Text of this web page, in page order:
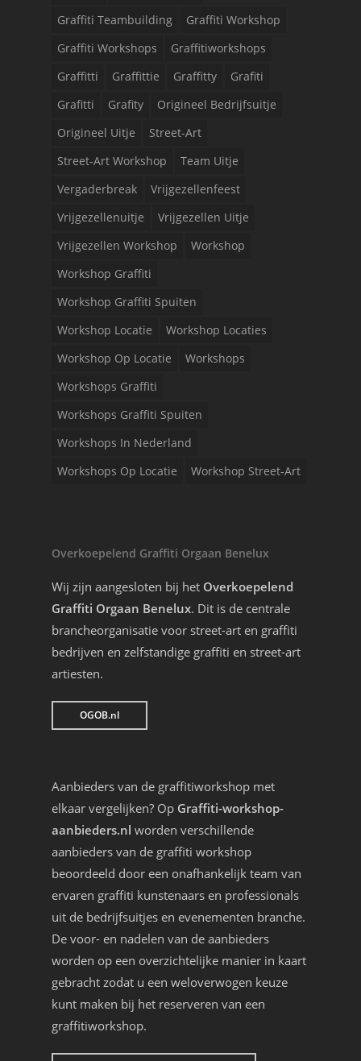
Graffiti Teambuilding
Graffiti Workshop
Graffiti Workshops
Graffitiworkshops
Graffitti
Graffittie Graffitty
Grafiti
Grafitti
Grafity
Origineel Bedrijfsuitje
Origineel Uitje
Street-Art
Street-Art Workshop
Team Uitje
Vergaderbreak
Vrijgezellenfeest
Vrijgezellenuitje
Vrijgezellen Uitje
Vrijgezellen Workshop
Workshop
Workshop Graffiti
Workshop Graffiti Spuiten
Workshop Locatie
Workshop Locaties
Workshop Op Locatie
Workshops
Workshops Graffiti
Workshops Graffiti Spuiten
Workshops In Nederland
Workshops Op Locatie
Workshop Street-Art
Overkoepelend Graffiti Orgaan Benelux
Wij zijn aangesloten bij het Overkoepelend
Graffiti Orgaan Benelux. Dit is de centrale
brancheorganisatie voor street-art en graffiti
bedrijven en zelfstandige graffiti en street-art
artiesten.
OGOB.nl
Aanbieders van de graffitiworkshop met
elkaar vergelijken? Op Graffiti-workshop-
aanbieders.nl worden verschillende
aanbieders van de graffiti workshop
beoordeeld door een onafhankelijk team van
ervaren graffiti kunstenaars en professionals
uit de bedrijfsuitjes en evenementen branche.
De voor- en nadelen van de aanbieders
worden op een overzichtelijke manier in kaart
gebracht zodat u een weloverwogen keuze
kunt maken bij het reserveren van een
graffitiworkshop.